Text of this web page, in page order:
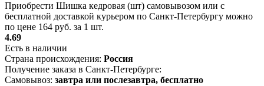
Приобрести Шишка кедровая (шт) самовывозом или с
бесплатной доставкой курьером по Санкт-Петербургу можно
по цене 164 руб. за 1 шт.
4.69
Есть в наличии
Страна происхождения: Россия
Получение заказа в Санкт-Петербурге:
Самовывоз: завтра или послезавтра, бесплатно